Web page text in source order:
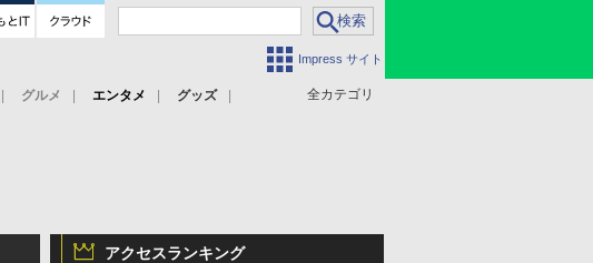
Impress サイト
全カテゴリ
グルメ エンタメ
グッズ
アクセスランキング